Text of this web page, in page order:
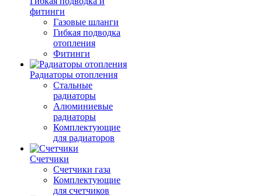
фитинги
Газовые шланги
Гибкая подводка
отопления
Фитинги
Радиаторы отопления
Стальные
радиаторы
Алюминиевые
радиаторы
Комплектующие
для радиаторов
Счетчики
Счетчики газа
Комплектующие
для счетчиков